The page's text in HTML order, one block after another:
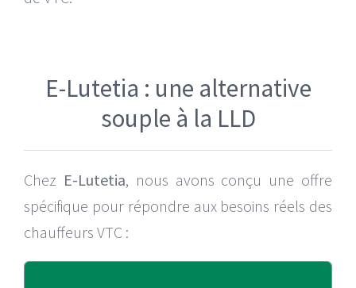
E-Lutetia : une alternative
souple à la LLD
Chez E-Lutetia, nous avons conçu une offre
spécifique pour répondre aux besoins réels des
chauffeurs VTC :